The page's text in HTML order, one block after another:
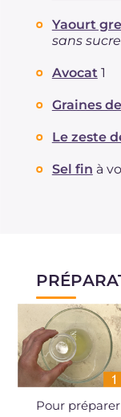
Yaourt
sans
Avocat 1
Graines
Le zeste
Sel fin à
Pour